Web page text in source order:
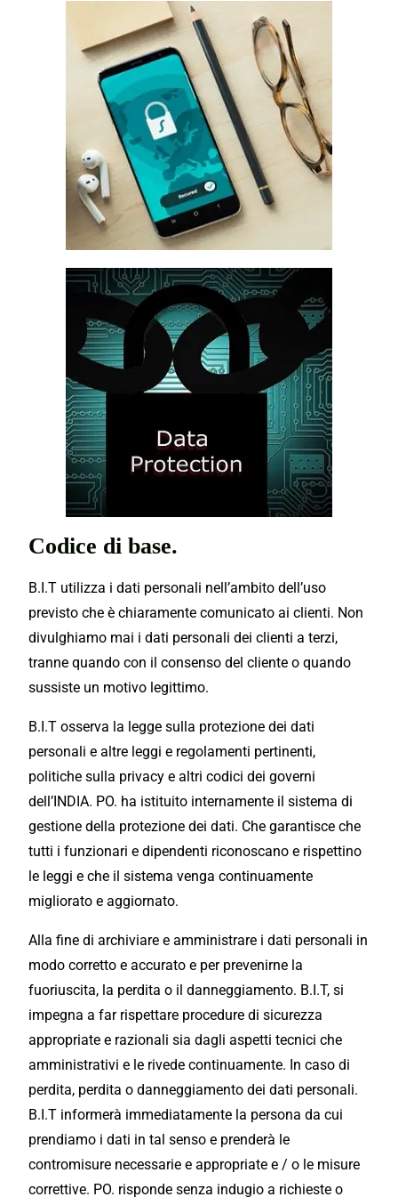
Codice di base.
B.I.T utilizza i dati personali nell’ambito dell’uso
previsto che è chiaramente comunicato ai clienti. Non
divulghiamo mai i dati personali dei clienti a terzi,
tranne quando con il consenso del cliente o quando
sussiste un motivo legittimo.
B.I.T osserva la legge sulla protezione dei dati
personali e altre leggi e regolamenti pertinenti,
politiche sulla privacy e altri codici dei governi
dell’INDIA. PO. ha istituito internamente il sistema di
gestione della protezione dei dati. Che garantisce che
tutti i funzionari e dipendenti riconoscano e rispettino
le leggi e che il sistema venga continuamente
migliorato e aggiornato.
Alla fine di archiviare e amministrare i dati personali in
modo corretto e accurato e per prevenirne la
fuoriuscita, la perdita o il danneggiamento. B.I.T, si
impegna a far rispettare procedure di sicurezza
appropriate e razionali sia dagli aspetti tecnici che
amministrativi e le rivede continuamente. In caso di
perdita, perdita o danneggiamento dei dati personali.
B.I.T informerà immediatamente la persona da cui
prendiamo i dati in tal senso e prenderà le
contromisure necessarie e appropriate e / o le misure
correttive. PO. risponde senza indugio a richieste o